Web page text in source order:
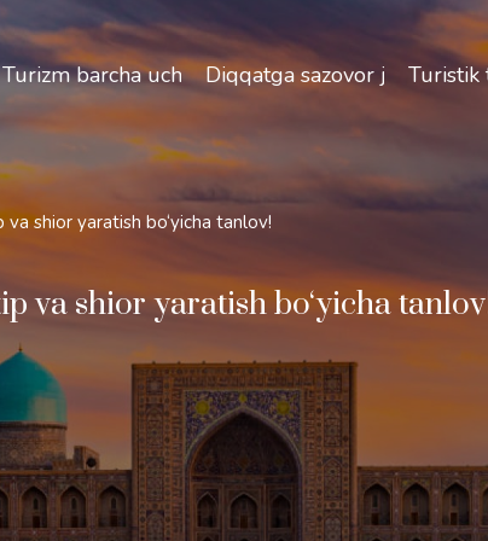
O'zbekiston bo'ylab sayohatlarning o'ziga xos
Turizm barcha uchunDiqqatga sazovor joylarTuristik
shior yaratish bo‘yicha tanlov!
va shior yaratish bo‘yicha